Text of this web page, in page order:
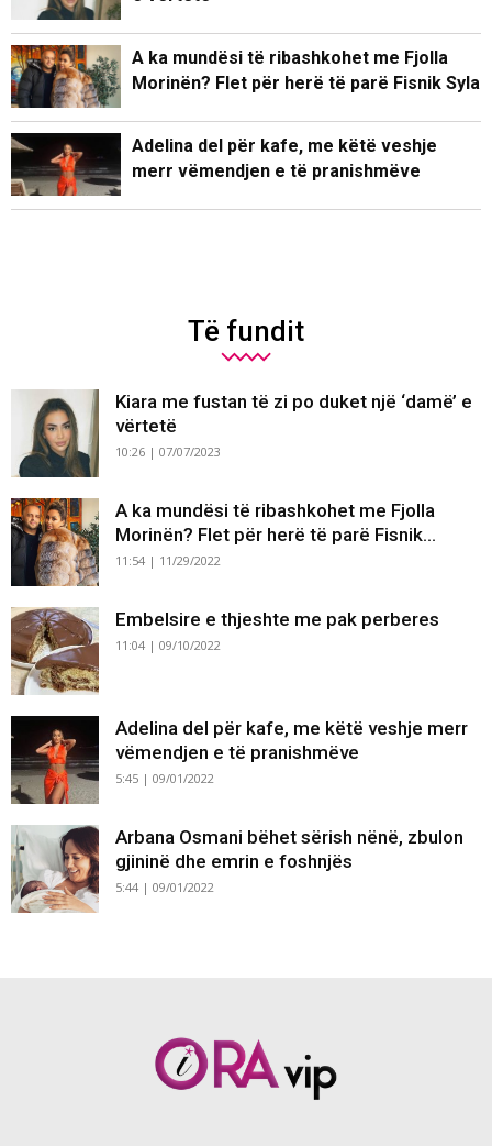
A ka mundësi të ribashkohet me Fjolla
Morinën? Flet për herë të parë Fisnik Syla
Adelina del për kafe, me këtë veshje
merr vëmendjen e të pranishmëve
Të fundit
Kiara me fustan të zi po duket një ‘damë’ e
vërtetë
10:26 | 07/07/2023
A ka mundësi të ribashkohet me Fjolla
Morinën? Flet për herë të parë Fisnik...
11:54 | 11/29/2022
Embelsire e thjeshte me pak perberes
11:04 | 09/10/2022
Adelina del për kafe, me këtë veshje merr
vëmendjen e të pranishmëve
5:45 | 09/01/2022
Arbana Osmani bëhet sërish nënë, zbulon
gjininë dhe emrin e foshnjës
5:44 | 09/01/2022